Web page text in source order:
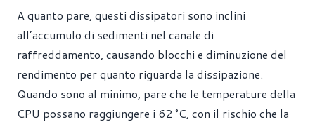
A quanto pare, questi dissipatori sono inclini
all’accumulo di sedimenti nel canale di
raffreddamento, causando blocchi e diminuzione del
rendimento per quanto riguarda la dissipazione.
Quando sono al minimo, pare che le temperature della
CPU possano raggiungere i 62 °C, con il rischio che la